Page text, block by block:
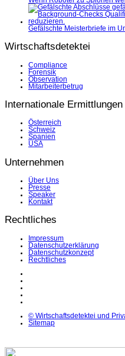
Gefälschte Meisterbriefe im
Wirtschaftsdetektei
Compliance
Forensik
Observation
Mitarbeiterbetrug
Internationale Ermittlungen
Österreich
Schweiz
Spanien
USA
Unternehmen
Über Uns
Presse
Speaker
Kontakt
Rechtliches
Impressum
Datenschutzerklärung
Datenschutzkonzept
Rechtliches
© Wirtschaftsdetektei und
Sitemap